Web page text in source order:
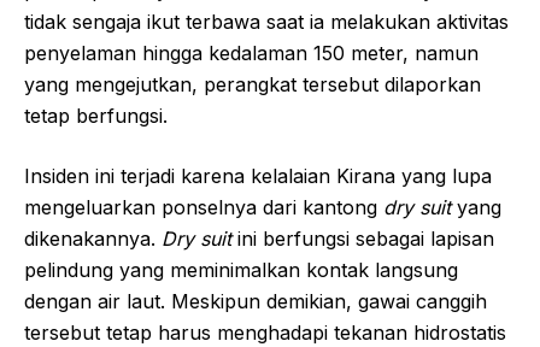
tidak sengaja ikut terbawa saat ia melakukan aktivitas
penyelaman hingga kedalaman 150 meter, namun
yang mengejutkan, perangkat tersebut dilaporkan
tetap berfungsi.
Insiden ini terjadi karena kelalaian Kirana yang lupa
mengeluarkan ponselnya dari kantong dry suityang
dikenakannya. Dry suitini berfungsi sebagai lapisan
pelindung yang meminimalkan kontak langsung
dengan air laut. Meskipun demikian, gawai canggih
tersebut tetap harus menghadapi tekanan hidrostatis